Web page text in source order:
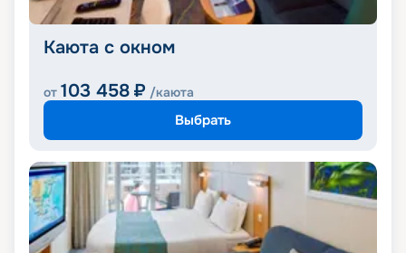
Каюта с окном
от 103 458 ₽ /каюта
Выбрать